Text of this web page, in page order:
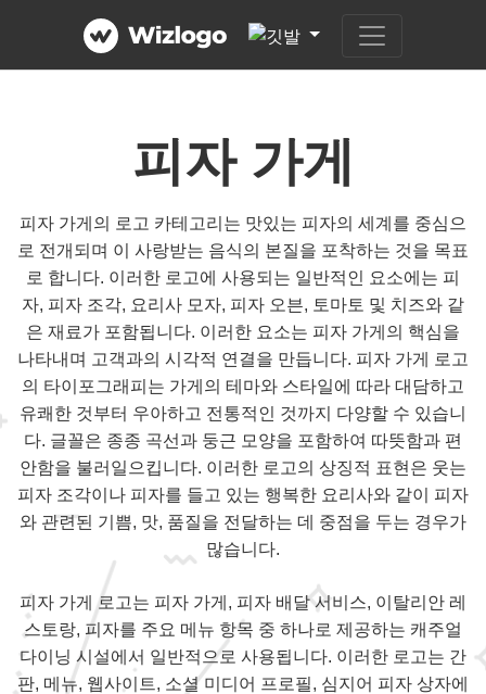
피자 가게
피자 가게의 로고 카테고리는 맛있는 피자의 세계를 중심으
로 전개되며 이 사랑받는 음식의 본질을 포착하는 것을 목표
로 합니다. 이러한 로고에 사용되는 일반적인 요소에는 피
자, 피자 조각, 요리사 모자, 피자 오븐, 토마토 및 치즈와 같
은 재료가 포함됩니다. 이러한 요소는 피자 가게의 핵심을
나타내며 고객과의 시각적 연결을 만듭니다. 피자 가게 로고
의 타이포그래피는 가게의 테마와 스타일에 따라 대담하고
유쾌한 것부터 우아하고 전통적인 것까지 다양할 수 있습니
다. 글꼴은 종종 곡선과 둥근 모양을 포함하여 따뜻함과 편
안함을 불러일으킵니다. 이러한 로고의 상징적 표현은 웃는
피자 조각이나 피자를 들고 있는 행복한 요리사와 같이 피자
와 관련된 기쁨, 맛, 품질을 전달하는 데 중점을 두는 경우가
많습니다.
피자 가게 로고는 피자 가게, 피자 배달 서비스, 이탈리안 레
스토랑, 피자를 주요 메뉴 항목 중 하나로 제공하는 캐주얼
다이닝 시설에서 일반적으로 사용됩니다. 이러한 로고는 간
판, 메뉴, 웹사이트, 소셜 미디어 프로필, 심지어 피자 상자에